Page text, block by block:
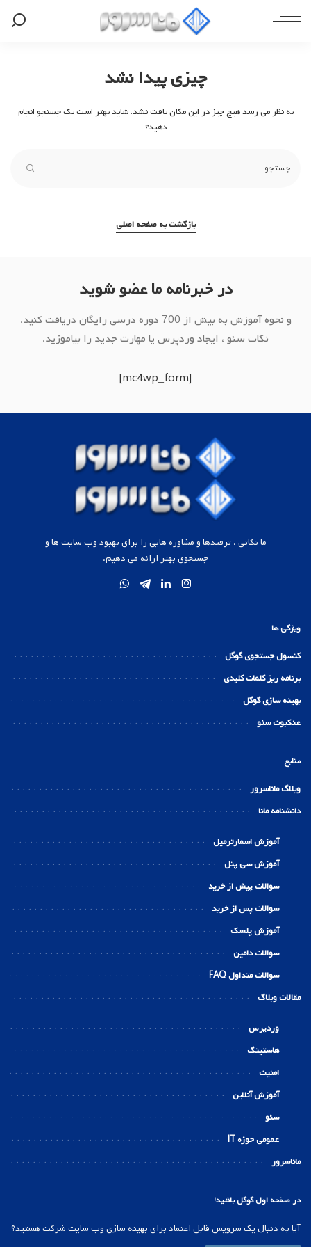
چیزی پیدا نشد
به نظر می رسد هیچ چیز در این مکان یافت نشد. شاید بهتر است یک جستجو انجام
دهید؟
بازگشت به صفحه اصلی
در خبرنامه ما عضو شوید
و نحوه آموزش به بیش از 700 دوره درسی رایگان دریافت کنید.
نکات سئو ، ایجاد وردپرس یا مهارت جدید را بیاموزید.
[mc4wp_form]
ما نکاتی ، ترفندها و مشاوره هایی را برای بهبود وب سایت ها و
جستجوی بهتر ارائه می دهیم.
ویژگی ها
کنسول جستجوی گوگل
برنامه ریز کلمات کلیدی
بهینه سازی گوگل
عنکبوت سئو
منابع
وبلاگ ماناسرور
دانشنامه مانا
آموزش اسمارترمیل
آموزش سی پنل
سوالات پیش از خرید
سوالات پس از خرید
آموزش پلسک
سوالات دامین
سوالات متداول FAQ
مقالات وبلاگ
وردپرس
هاستینگ
امنیت
آموزش آنلاین
سئو
عمومی حوزه IT
ماناسرور
در صفحه اول گوگل باشید!
آیا به دنبال یک سرویس قابل اعتماد برای بهینه سازی وب سایت شرکت هستید؟